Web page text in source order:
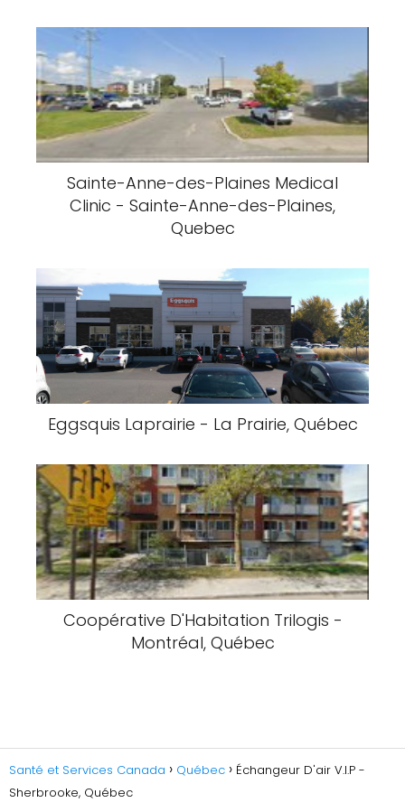
Sainte-Anne-des-Plaines Medical
Clinic - Sainte-Anne-des-Plaines,
Quebec
Eggsquis Laprairie - La Prairie, Québec
Coopérative D'Habitation Trilogis -
Montréal, Québec
Santé et Services Canada Québec
Échangeur D'air V.I.P -
Sherbrooke, Québec